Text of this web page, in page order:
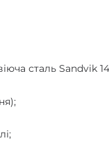
сталь Sandvik